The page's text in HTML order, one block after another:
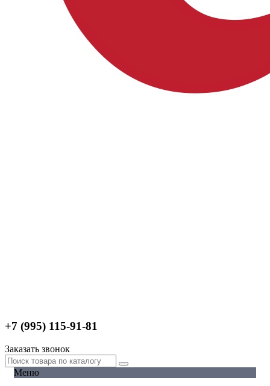
+7 (995) 115-91-81
Заказать звонок
Меню